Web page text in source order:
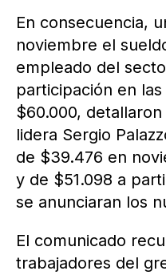
En consecuencia,
noviembre el
empleado del
participación en las
$60.000,
lidera Sergio
de $39.476 en
y de $51.098 a
se anunciaran los
El comunicado
trabajadores del